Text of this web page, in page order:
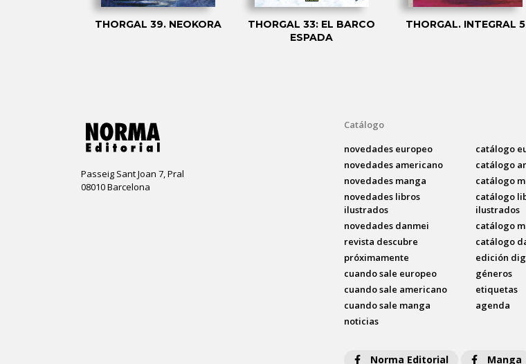
THORGAL 39. NEOKORA
THORGAL 33: EL BARCO
ESPADA
THORGAL. INTEGRAL 5
Passeig Sant Joan 7, Pral
08010 Barcelona
Catálogo
novedades europeo
novedades americano
novedades manga
novedades libros
ilustrados
novedades danmei
revista descubre
próximamente
cuando sale europeo
cuando sale americano
cuando sale manga
noticias
catálogo
catálogo
catálogo
catálogo
ilustrados
catálogo
catálogo
edición
géneros
etiquetas
agenda
Norma Editorial Manga